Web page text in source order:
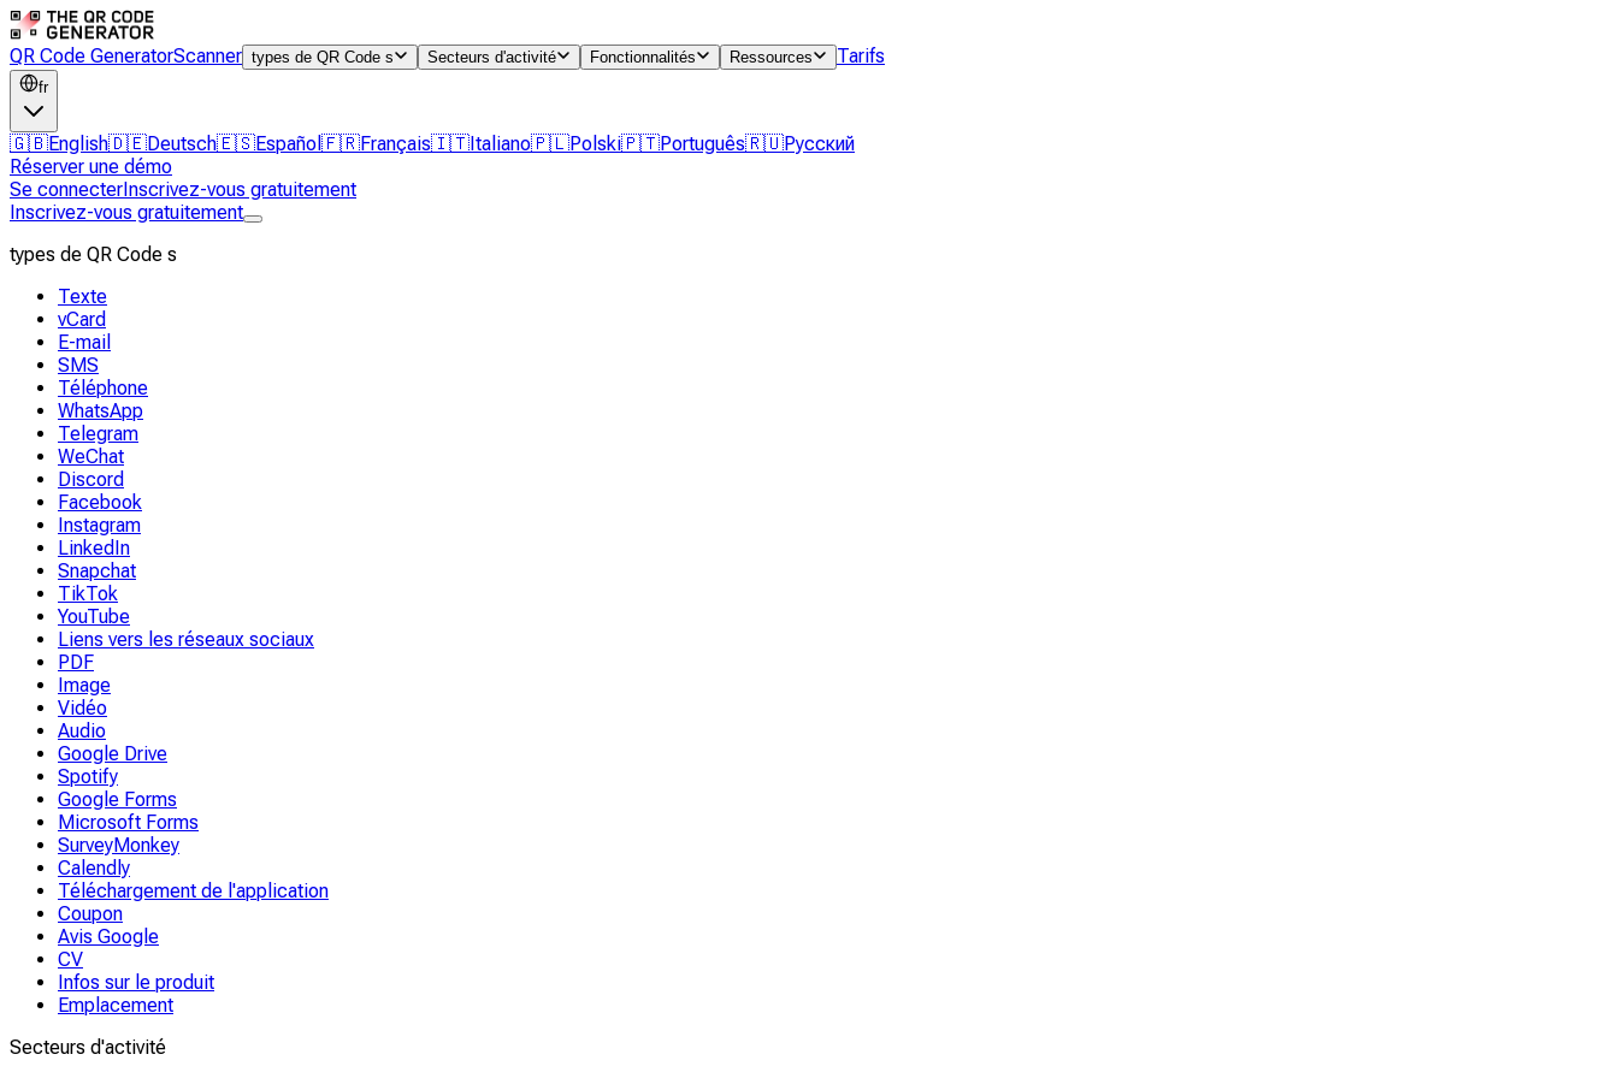
QR Code GeneratorScanner types de QR Code s Secteurs d'activité Fonctionnalités Ressources Tarifs
fr
🇬🇧English🇩🇪Deutsch🇪🇸Español 🇫🇷Français🇮🇹Italiano🇵🇱Polski🇵🇹Português🇷🇺Русский
Réserver une démo
Se connecterInscrivez-vous gratuitement
Inscrivez-vous gratuitement
types de QR Code s
Texte
vCard
E-mail
SMS
Téléphone
WhatsApp
Telegram
WeChat
Discord
Facebook
Instagram
LinkedIn
Snapchat
TikTok
YouTube
Liens vers les réseaux sociaux
PDF
Image
Vidéo
Audio
Google Drive
Spotify
Google Forms
Microsoft Forms
SurveyMonkey
Calendly
Téléchargement de l'application
Coupon
Avis Google
CV
Infos sur le produit
Emplacement
Secteurs d'activité